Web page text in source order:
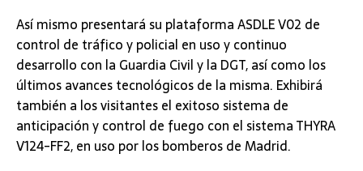
Así mismo presentará su plataforma ASDLE V02 de
control de tráfico y policial en uso y continuo
desarrollo con la Guardia Civil y la DGT, así como los
últimos avances tecnológicos de la misma. Exhibirá
también a los visitantes el exitoso sistema de
anticipación y control de fuego con el sistema THYRA
V124-FF2, en uso por los bomberos de Madrid.